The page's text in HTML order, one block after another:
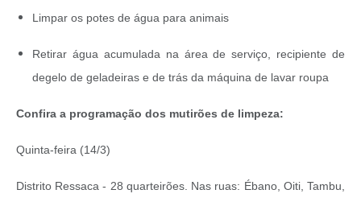
Limpar os potes de água para animais
Retirar água acumulada na área de serviço, recipiente de
degelo de geladeiras e de trás da máquina de lavar roupa
Confira a programação dos mutirões de limpeza:
Quinta-feira (14/3)
Distrito Ressaca - 28 quarteirões. Nas ruas: Ébano, Oiti, Tambu,